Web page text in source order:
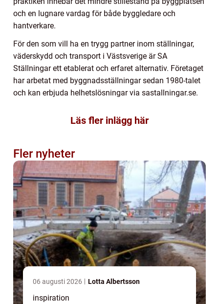
och en lugnare vardag för både byggledare och
hantverkare.
För den som vill ha en trygg partner inom ställningar,
väderskydd och transport i Västsverige är SA
Ställningar ett etablerat och erfaret alternativ. Företaget
har arbetat med byggnadsställningar sedan 1980-talet
och kan erbjuda helhetslösningar via sastallningar.se.
Läs fler inlägg här
Fler nyheter
06 augusti 2026 Lotta Albertsson
inspiration